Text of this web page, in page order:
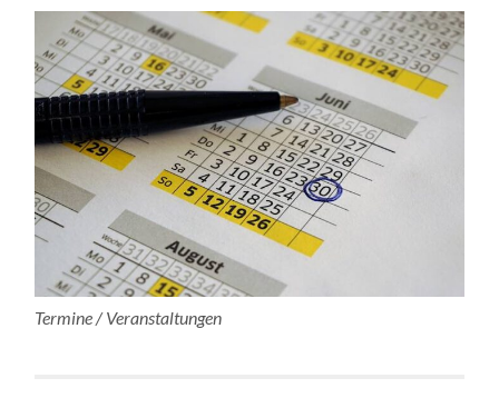
Termine / Veranstaltungen